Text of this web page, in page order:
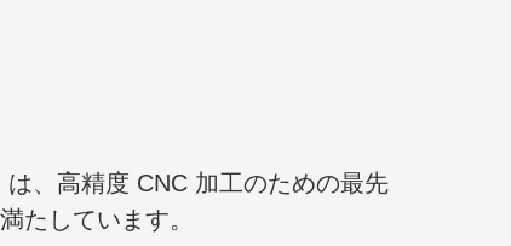
、高精度 CNC 加工のための最先
たしています。